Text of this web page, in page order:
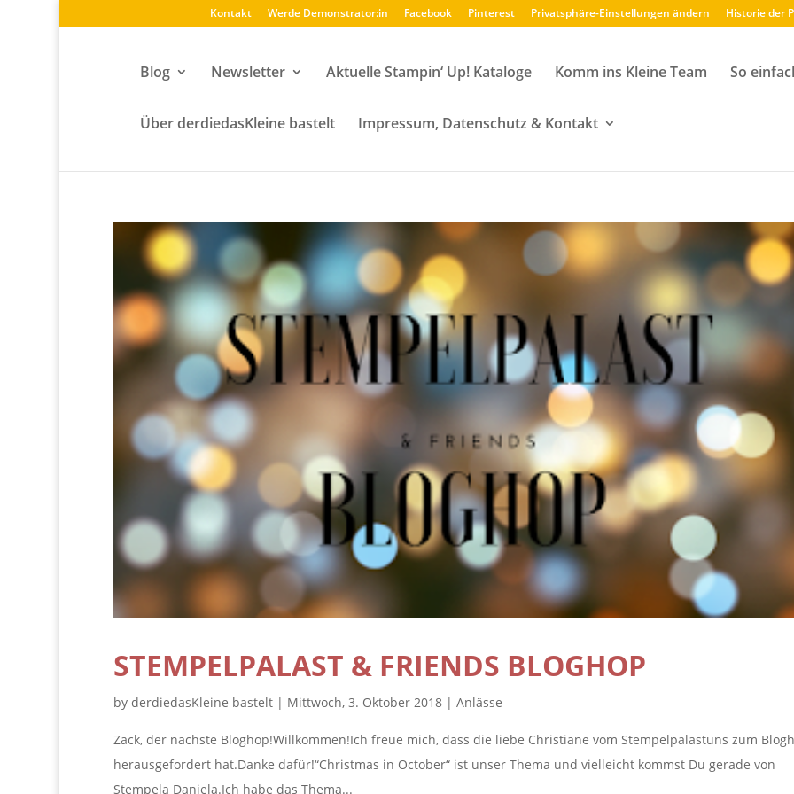
Kontakt Werde Demonstrator:in Facebook Pinterest Privatsphäre-Einstellungen ändern Historie der
Blog Newsletter Aktuelle Stampin‘ Up! Kataloge Komm ins Kleine Team So
Über derdiedasKleine bastelt Impressum, Datenschutz & Kontakt
STEMPELPALAST & FRIENDS BLOGHOP
by derdiedasKleine bastelt| Mittwoch, 3. Oktober 2018| Anlässe
Zack, der nächste Bloghop!Willkommen!Ich freue mich, dass die liebe Christiane vom Stempelpalastuns zum
herausgefordert hat.Danke dafür!“Christmas in October“ ist unser Thema und vielleicht kommst Du gerade von
Stempela Daniela.Ich habe das Thema...